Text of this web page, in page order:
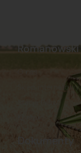
Dokumenty
Romanowski
Sklep internetowy